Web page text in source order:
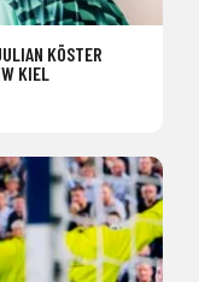
KÖSTER
KIEL